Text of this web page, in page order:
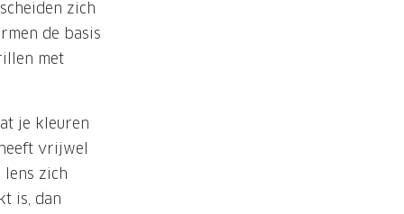
zich
de basis
met
je kleuren
vrijwel
zich
is, dan